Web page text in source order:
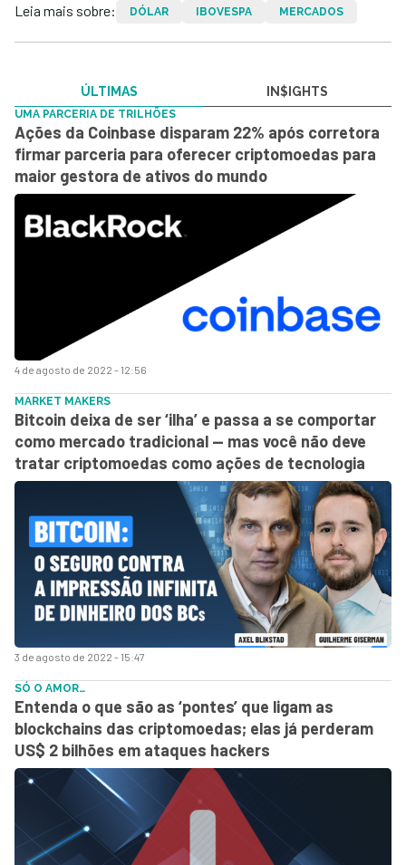
Leia mais sobre: DÓLAR IBOVESPA MERCADOS
ÚLTIMAS IN$IGHTS
4 de agosto de 2022 - 12:56
UMA PARCERIA DE TRILHÕES
Ações da Coinbase disparam 22% após corretora
firmar parceria para oferecer criptomoedas para
maior gestora de ativos do mundo
3 de agosto de 2022 - 15:47
MARKET MAKERS
Bitcoin deixa de ser ‘ilha’ e passa a se comportar
como mercado tradicional — mas você não deve
tratar criptomoedas como ações de tecnologia
SÓ O AMOR…
Entenda o que são as ‘pontes’ que ligam as
blockchains das criptomoedas; elas já perderam
US$ 2 bilhões em ataques hackers